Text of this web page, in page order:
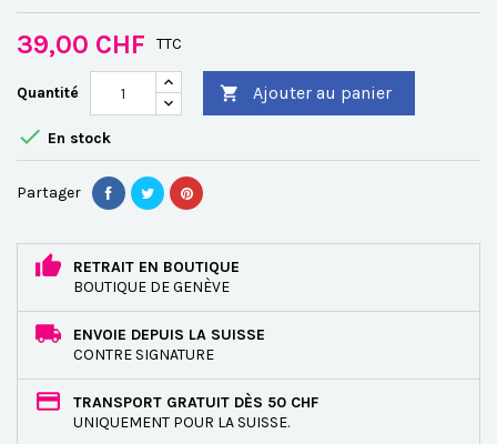
39,00 CHF TTC
Quantité  Ajouter au panier
 En stock
Partager
RETRAIT EN BOUTIQUE
BOUTIQUE DE GENÈVE
ENVOIE DEPUIS LA SUISSE
CONTRE SIGNATURE
TRANSPORT GRATUIT DÈS 50 CHF
UNIQUEMENT POUR LA SUISSE.